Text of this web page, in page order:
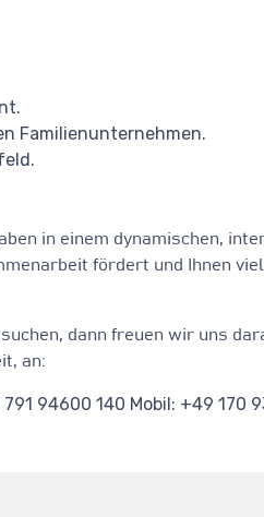
Familienunternehmen.
in einem dynamischen,
fördert und Ihnen
dann freuen wir uns
an:
94600 140 Mobil: +49 170